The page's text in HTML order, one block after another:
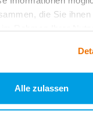
die Sie
Alle zulassen